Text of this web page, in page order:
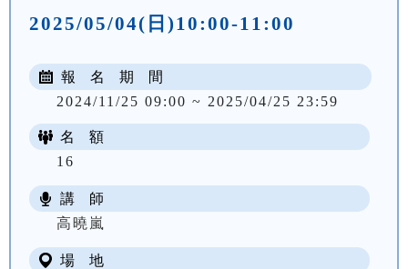
2025/05/04(日)10:00-11:00
報 名 期 間
2024/11/25 09:00 ~ 2025/04/25 23:59
名 額
16
講 師
高曉嵐
場 地